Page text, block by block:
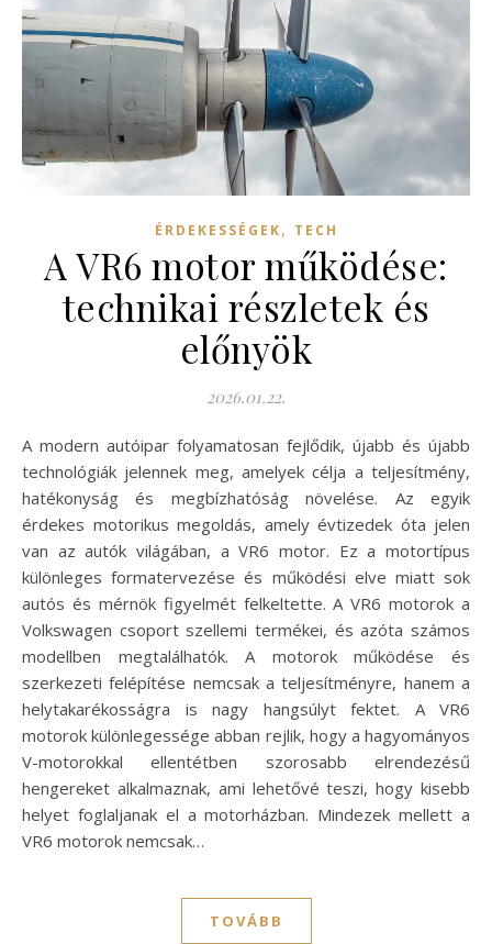
ÉRDEKESSÉGEK, TECH
A VR6 motor működése:
technikai részletek és
előnyök
2026.01.22.
A modern autóipar folyamatosan fejlődik, újabb és újabb
technológiák jelennek meg, amelyek célja a teljesítmény,
hatékonyság és megbízhatóság növelése. Az egyik
érdekes motorikus megoldás, amely évtizedek óta jelen
van az autók világában, a VR6 motor. Ez a motortípus
különleges formatervezése és működési elve miatt sok
autós és mérnök figyelmét felkeltette. A VR6 motorok a
Volkswagen csoport szellemi termékei, és azóta számos
modellben megtalálhatók. A motorok működése és
szerkezeti felépítése nemcsak a teljesítményre, hanem a
helytakarékosságra is nagy hangsúlyt fektet. A VR6
motorok különlegessége abban rejlik, hogy a hagyományos
V-motorokkal ellentétben szorosabb elrendezésű
hengereket alkalmaznak, ami lehetővé teszi, hogy kisebb
helyet foglaljanak el a motorházban. Mindezek mellett a
VR6 motorok nemcsak…
TOVÁBB